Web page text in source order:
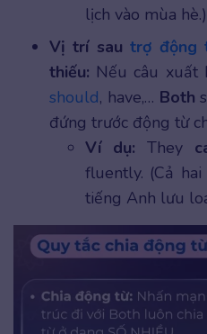
lịch vào mùa hè.)
Vị trí sautrợ động
thiếu: Nếu câu xuất
should, have,… Both
đứng trước động từ
Ví dụ: They
fluently. (Cả
tiếng Anh lưu